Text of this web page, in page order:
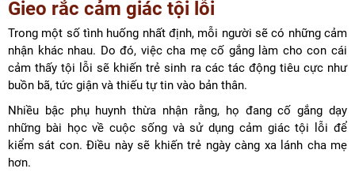
Gieo rắc cảm giác tội lỗi
Trong một số tình huống nhất định, mỗi người sẽ có những cảm
nhận khác nhau. Do đó, việc cha mẹ cố gắng làm cho con cái
cảm thấy tội lỗi sẽ khiến trẻ sinh ra các tác động tiêu cực như
buồn bã, tức giận và thiếu tự tin vào bản thân.
Nhiều bậc phụ huynh thừa nhận rằng, họ đang cố gắng dạy
những bài học về cuộc sống và sử dụng cảm giác tội lỗi để
kiểm sát con. Điều này sẽ khiến trẻ ngày càng xa lánh cha mẹ
hơn.